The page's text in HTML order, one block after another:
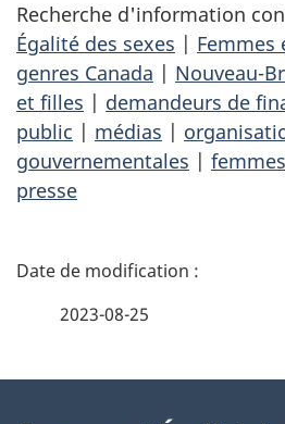
Recherche d'information
Égalité des sexes | Femmes
genres Canada | Nouveau-
et filles | demandeurs de
public | médias |
gouvernementales | femmes
presse
D
2023-08-25